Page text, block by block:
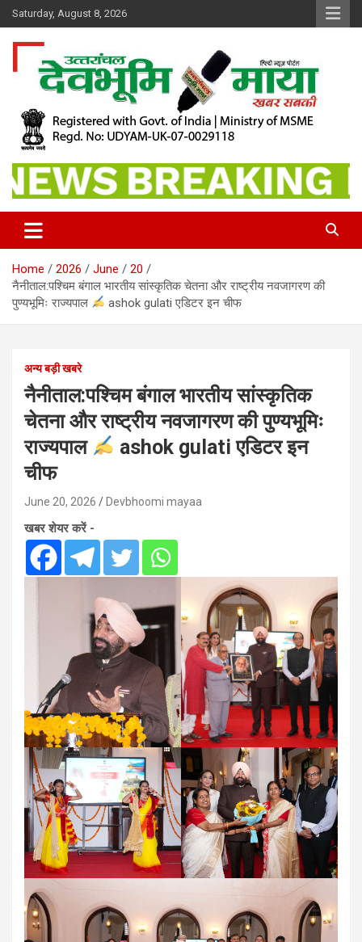
Skip
to
content
Saturday, August 8, 2026
Dev Bhoomi Maya
Home 2026 June
20
नैनीताल:पश्चिम बंगाल भारतीय सांस्कृतिक चेतना और राष्ट्रीय नवजागरण की
पुण्यभूमिः राज्यपाल
ashok gulati एडिटर इन चीफ
अन्य बड़ी खबरे
नैनीताल:पश्चिम बंगाल भारतीय सांस्कृतिक
चेतना और राष्ट्रीय नवजागरण की पुण्यभूमिः
राज्यपाल
ashok gulati एडिटर इन
चीफ
June 20, 2026 Devbhoomi mayaa
खबर शेयर करें -